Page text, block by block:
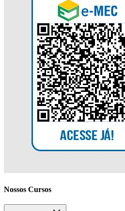
Nossos Cursos